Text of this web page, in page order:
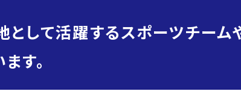
して活躍するスポーツチーム
す。